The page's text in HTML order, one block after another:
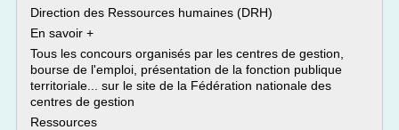
Direction des Ressources humaines (DRH)
En savoir +
Tous les concours organisés par les centres de gestion,
bourse de l'emploi, présentation de la fonction publique
territoriale... sur le site de la Fédération nationale des
centres de gestion
Ressources